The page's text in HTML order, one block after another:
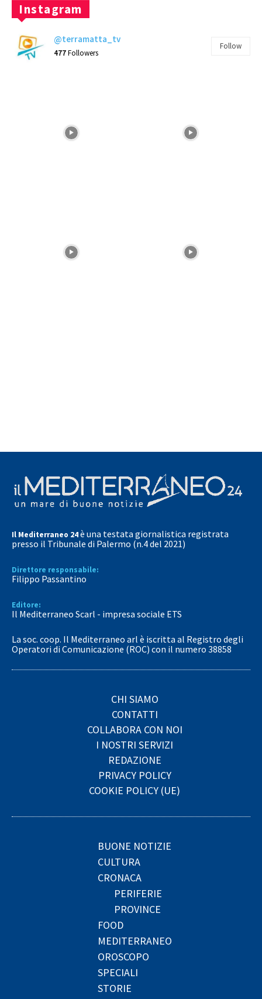
Instagram
@terramatta_tv
477Followers
Follow
Il Mediterraneo 24è una testata giornalistica registrata
presso il Tribunale di Palermo (n.4 del 2021)
Direttore responsabile:
Filippo Passantino
Editore:
Il Mediterraneo Scarl - impresa sociale ETS
La soc. coop. Il Mediterraneo arl è iscritta al Registro degli
Operatori di Comunicazione (ROC) con il numero 38858
CHI SIAMO
CONTATTI
COLLABORA CON NOI
I NOSTRI SERVIZI
REDAZIONE
PRIVACY POLICY
COOKIE POLICY (UE)
BUONE NOTIZIE
CULTURA
CRONACA
PERIFERIE
PROVINCE
FOOD
MEDITERRANEO
OROSCOPO
SPECIALI
STORIE